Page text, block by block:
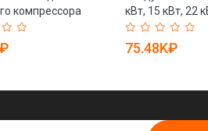
компрессора
AIV/JIV series (арт.
кВт, 15 кВт, 22
19062457)
75.48K₽